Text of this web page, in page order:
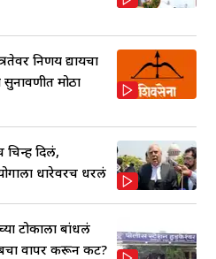
निर्णय द्यायचा
सुनावणीत मोठा
दिलं,
धारेवरच धरलं
टोकाला बांधलं
वापर करून कट?